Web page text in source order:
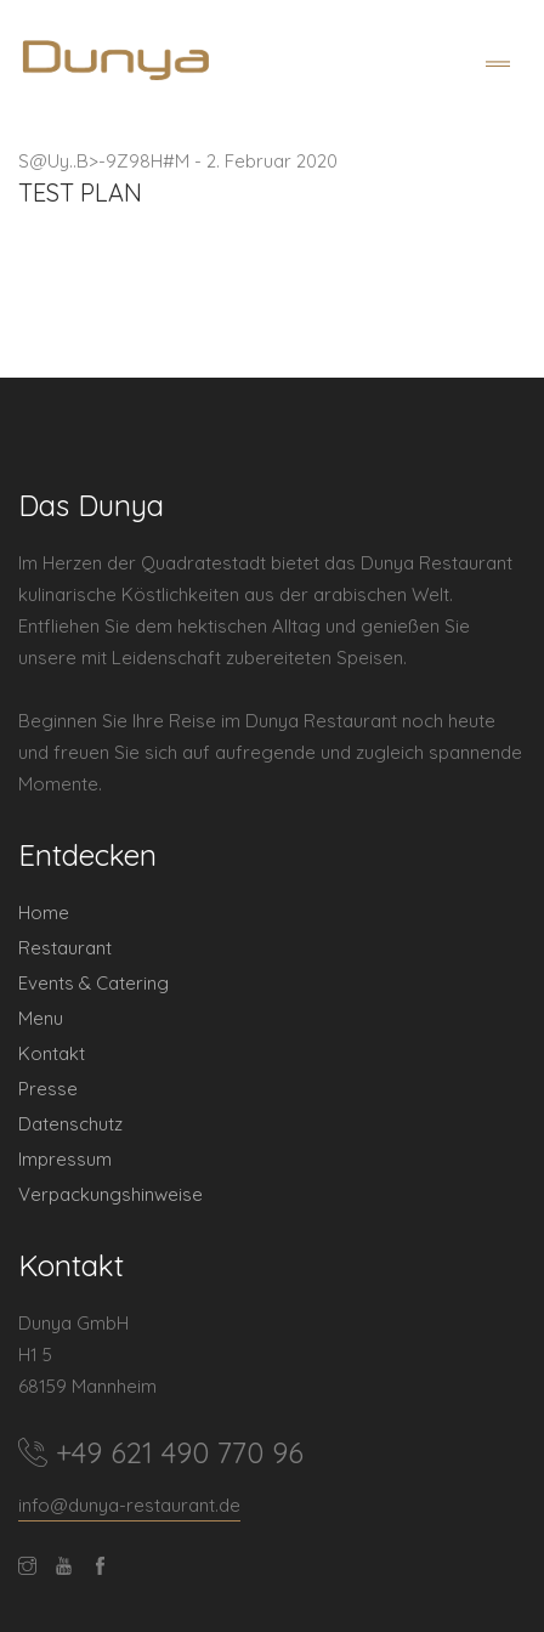
S@Uy..B>-9Z98H#M - 2. Februar 2020
TEST PLAN
Das Dunya
Im Herzen der Quadratestadt bietet das Dunya Restaurant
kulinarische Köstlichkeiten aus der arabischen Welt.
Entfliehen Sie dem hektischen Alltag und genießen Sie
unsere mit Leidenschaft zubereiteten Speisen.
Beginnen Sie Ihre Reise im Dunya Restaurant noch heute
und freuen Sie sich auf aufregende und zugleich spannende
Momente.
Entdecken
Home
Restaurant
Events & Catering
Menu
Kontakt
Presse
Datenschutz
Impressum
Verpackungshinweise
Kontakt
Dunya GmbH
H1 5
68159 Mannheim
+49 621 490 770 96
info@dunya-restaurant.de